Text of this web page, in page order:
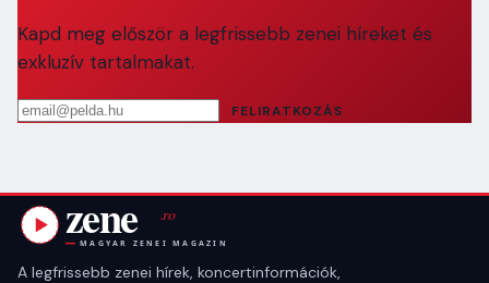
Kapd meg először a legfrissebb zenei híreket és
exkluzív tartalmakat.
Email cím
FELIRATKOZÁS
A legfrissebb zenei hírek, koncertinformációk,